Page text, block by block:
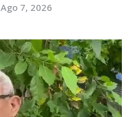
Ago 7, 2026